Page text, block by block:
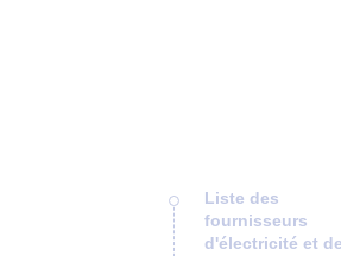
Liste des
fournisseurs
d'électricité et de